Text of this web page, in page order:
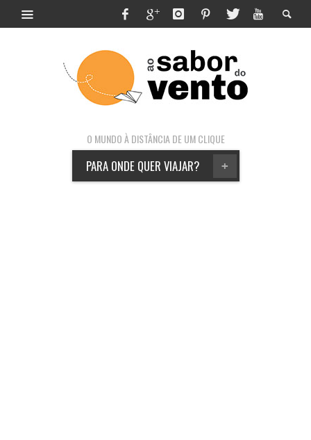
O MUNDO À DISTÂNCIA DE UM CLIQUE
+
PARA ONDE QUER VIAJAR?